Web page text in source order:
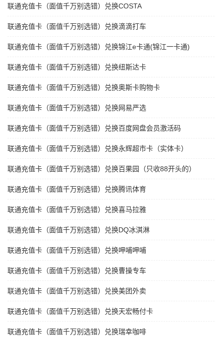
联通充值卡（面值千万别选错）兑换COSTA
联通充值卡（面值千万别选错）兑换滴滴打车
联通充值卡（面值千万别选错）兑换锦江e卡通(锦江一卡通)
联通充值卡（面值千万别选错）兑换纽斯达卡
联通充值卡（面值千万别选错）兑换奥斯卡购物卡
联通充值卡（面值千万别选错）兑换网易严选
联通充值卡（面值千万别选错）兑换百度网盘会员激活码
联通充值卡（面值千万别选错）兑换永辉超市卡（实体卡）
联通充值卡（面值千万别选错）兑换百果园（只收88开头的）
联通充值卡（面值千万别选错）兑换腾讯体育
联通充值卡（面值千万别选错）兑换喜马拉雅
联通充值卡（面值千万别选错）兑换DQ冰淇淋
联通充值卡（面值千万别选错）兑换呷哺呷哺
联通充值卡（面值千万别选错）兑换曹操专车
联通充值卡（面值千万别选错）兑换美团外卖
联通充值卡（面值千万别选错）兑换天宏畅付卡
联通充值卡（面值千万别选错）兑换瑞幸咖啡